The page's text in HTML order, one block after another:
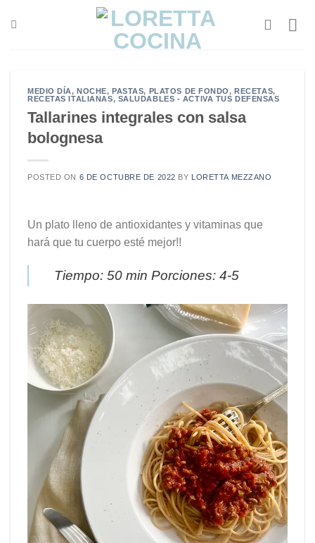
MEDIO DÍA,NOCHE,PASTAS, PLATOS DE FONDO,RECETAS,
RECETAS ITALIANAS, SALUDABLES - ACTIVA TUS DEFENSAS
Tallarines integrales con salsa
bolognesa
POSTED ON 6 DE OCTUBRE DE 2022 BY LORETTA MEZZANO
Un plato lleno de antioxidantes y vitaminas que
hará que tu cuerpo esté mejor!!
Tiempo: 50 min Porciones: 4-5